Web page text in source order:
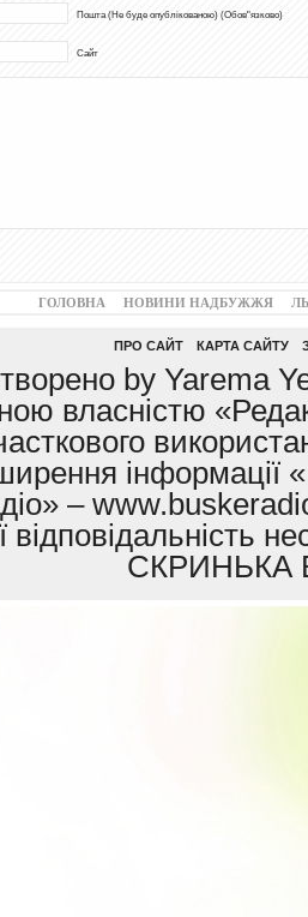
Пошта (Не буде опублікованою) (Обов"язково)
Сайт
ГОЛОВНА НОВИНИ НАДБУЖЖЯ
ПРО САЙТ КАРТА САЙТУ
by Yarema
власністю
інформації
–
СКРИНЬКА